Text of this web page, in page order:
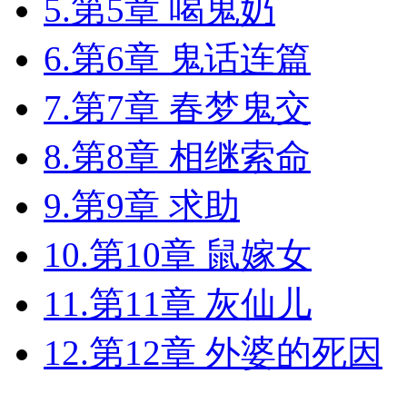
5.第5章 喝鬼奶
6.第6章 鬼话连篇
7.第7章 春梦鬼交
8.第8章 相继索命
9.第9章 求助
10.第10章 鼠嫁女
11.第11章 灰仙儿
12.第12章 外婆的死因